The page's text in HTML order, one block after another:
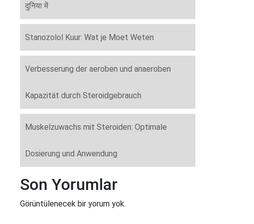
दुनिया में
Stanozolol Kuur: Wat je Moet Weten
Verbesserung der aeroben und anaeroben
Kapazität durch Steroidgebrauch
Muskelzuwachs mit Steroiden: Optimale
Dosierung und Anwendung
Son Yorumlar
Görüntülenecek bir yorum yok.